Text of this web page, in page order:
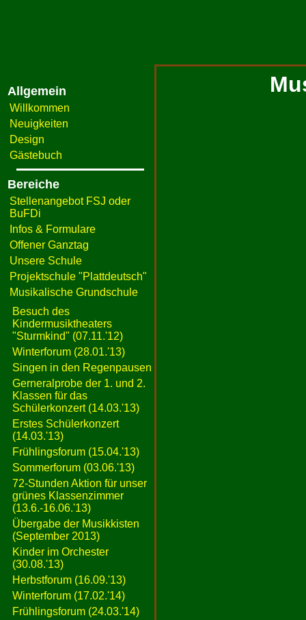
Allgemein
Willkommen
Neuigkeiten
Design
Gästebuch
Bereiche
Stellenangebot FSJ oder
BuFDi
Infos & Formulare
Offener Ganztag
Unsere Schule
Projektschule "Plattdeutsch"
Musikalische Grundschule
Besuch des
Kindermusiktheaters
"Sturmkind" (07.11.'12)
Winterforum (28.01.'13)
Singen in den Regenpausen
Gerneralprobe der 1. und 2.
Klassen für das
Schülerkonzert (14.03.'13)
Erstes Schülerkonzert
(14.03.'13)
Frühlingsforum (15.04.'13)
Sommerforum (03.06.'13)
72-Stunden Aktion für unser
grünes Klassenzimmer
(13.6.-16.06.'13)
Übergabe der Musikkisten
(September 2013)
Kinder im Orchester
(30.08.'13)
Herbstforum (16.09.'13)
Winterforum (17.02.'14)
Frühlingsforum (24.03.'14)